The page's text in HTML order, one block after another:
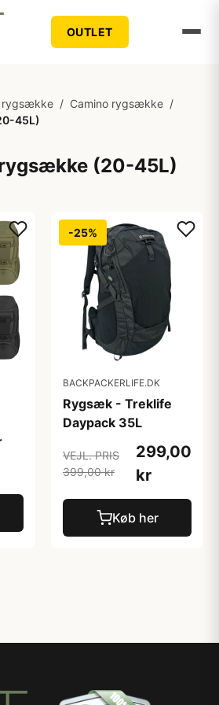
OUTLET
rygsække / Camino rygsække /
45L)
(20-45L)
-25%
BACKPACKERLIFE.DK
Rygsæk - Treklife
Daypack 35L
VEJL. PRIS
399,00 kr
299,00
kr
Køb her